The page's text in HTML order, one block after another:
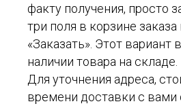
факту получения, просто
три поля в корзине
«Заказать». Этот вариант
наличии товара на складе.
Для уточнения адреса,
времени доставки с вами